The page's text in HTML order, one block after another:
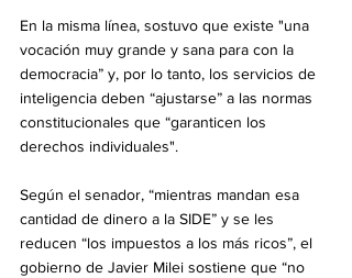
En la misma línea, sostuvo que existe "una
vocación muy grande y sana para con la
democracia” y, por lo tanto, los servicios de
inteligencia deben “ajustarse” a las normas
constitucionales que “garanticen los
derechos individuales".
Según el senador, “mientras mandan esa
cantidad de dinero a la SIDE” y se les
reducen “los impuestos a los más ricos”, el
gobierno de Javier Milei sostiene que “no